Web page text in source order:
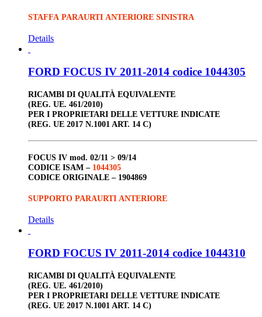
STAFFA PARAURTI ANTERIORE SINISTRA
Details
FORD FOCUS IV 2011-2014 codice 1044305
RICAMBI DI QUALITÀ EQUIVALENTE
(REG. UE. 461/2010)
PER I PROPRIETARI DELLE VETTURE INDICATE
(REG. UE 2017 N.1001 ART. 14 C)
FOCUS IV mod. 02/11 > 09/14
CODICE ISAM – 1044305
CODICE ORIGINALE – 1904869
SUPPORTO PARAURTI ANTERIORE
Details
FORD FOCUS IV 2011-2014 codice 1044310
RICAMBI DI QUALITÀ EQUIVALENTE
(REG. UE. 461/2010)
PER I PROPRIETARI DELLE VETTURE INDICATE
(REG. UE 2017 N.1001 ART. 14 C)